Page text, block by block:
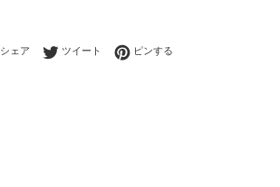
シェア Facebookでシェアする
ツイート Twitterに投稿する
ピンする